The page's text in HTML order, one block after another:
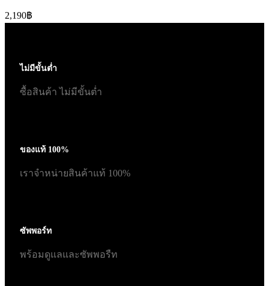
2,190฿
ไม่มีขั้นต่ำ
ซื้อสินค้า ไม่มีขั้นต่ำ
ของแท้ 100%
เราจำหน่ายสินค้าแท้ 100%
ซัพพอร์ท
พร้อมดูแลและซัพพอรืท